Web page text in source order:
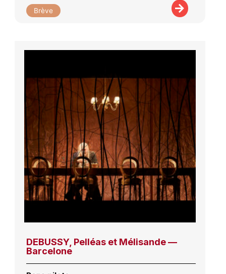
Brève
DEBUSSY, Pelléas et Mélisande —
Barcelone